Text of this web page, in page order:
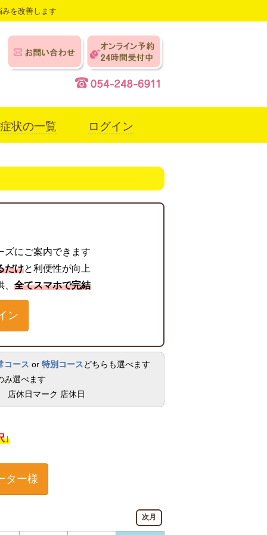
を改善します
状の一覧 ログイン
ズにご案内できます
だけと利便性が向上
全てスマホで完結
ン
コース or 特別コースどちらも選べます
み選べます
店休日
↓
ター様
次月